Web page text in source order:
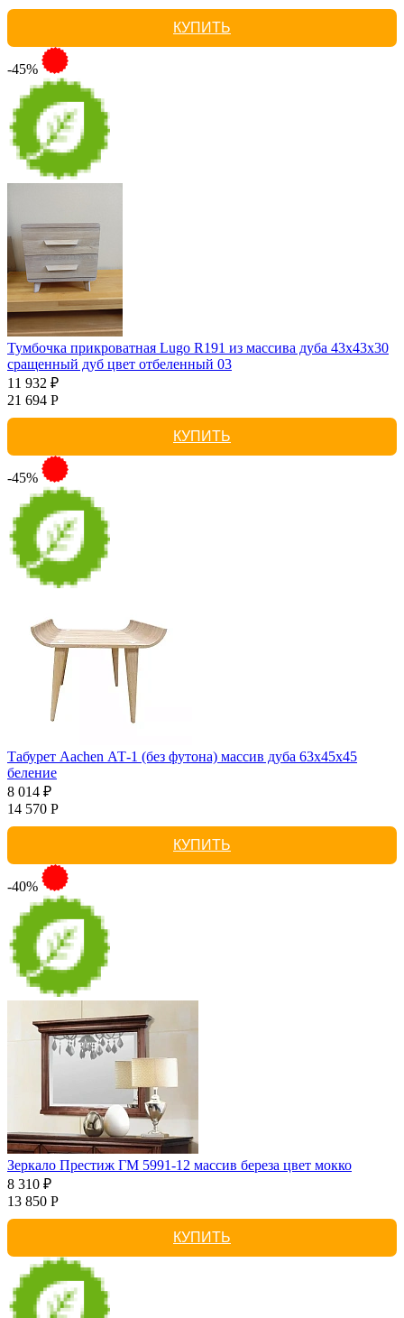
КУПИТЬ
-45%
Тумбочка прикроватная Lugo R191 из массива дуба 43х43х30
сращенный дуб цвет отбеленный 03
11 932 ₽
21 694 Р
КУПИТЬ
-45%
Табурет Aachen АТ-1 (без футона) массив дуба 63х45х45
беление
8 014 ₽
14 570 Р
КУПИТЬ
-40%
Зеркало Престиж ГМ 5991-12 массив береза цвет мокко
8 310 ₽
13 850 Р
КУПИТЬ